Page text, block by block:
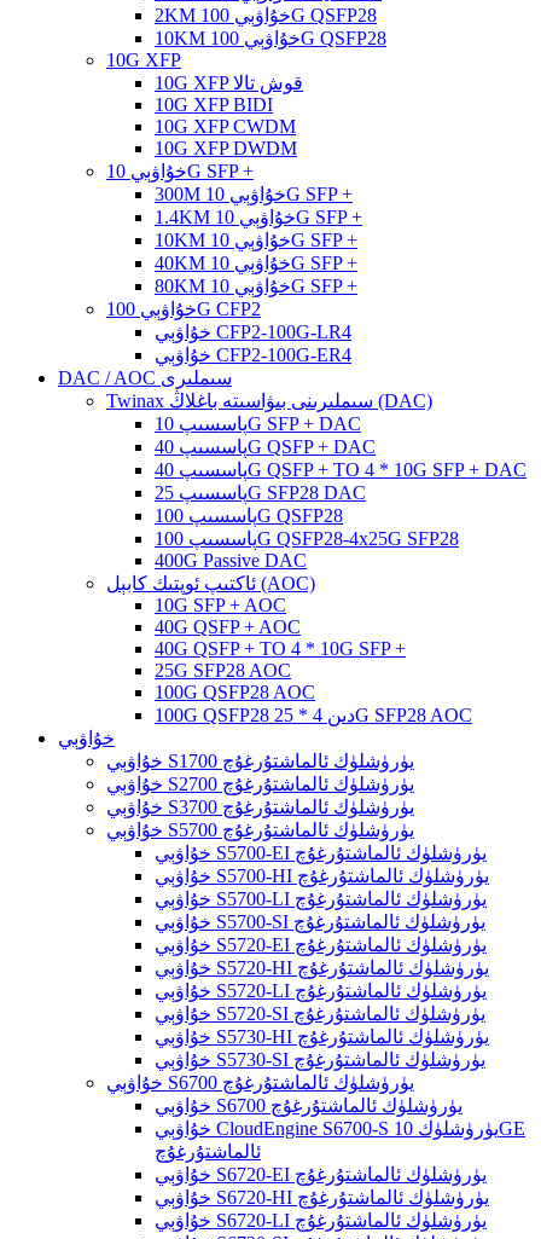
2KM خۇاۋېي 100G QSFP28
10KM خۇاۋېي 100G QSFP28
10G XFP
10G XFP قوش تالا
10G XFP BIDI
10G XFP CWDM
10G XFP DWDM
خۇاۋېي 10G SFP +
300M خۇاۋېي 10G SFP +
1.4KM خۇاۋېي 10G SFP +
10KM خۇاۋېي 10G SFP +
40KM خۇاۋېي 10G SFP +
80KM خۇاۋېي 10G SFP +
خۇاۋېي 100G CFP2
خۇاۋېي CFP2-100G-LR4
خۇاۋېي CFP2-100G-ER4
DAC / AOC سىملىرى
Twinax سىملىرىنى بىۋاسىتە باغلاڭ (DAC)
پاسسىپ 10G SFP + DAC
پاسسىپ 40G QSFP + DAC
پاسسىپ 40G QSFP + TO 4 * 10G SFP + DAC
پاسسىپ 25G SFP28 DAC
پاسسىپ 100G QSFP28
پاسسىپ 100G QSFP28-4x25G SFP28
400G Passive DAC
ئاكتىپ ئوپتىك كابېل (AOC)
10G SFP + AOC
40G QSFP + AOC
40G QSFP + TO 4 * 10G SFP +
25G SFP28 AOC
100G QSFP28 AOC
100G QSFP28 دىن 4 * 25G SFP28 AOC
خۇاۋېي
خۇاۋېي S1700 يۈرۈشلۈك ئالماشتۇرغۇچ
خۇاۋېي S2700 يۈرۈشلۈك ئالماشتۇرغۇچ
خۇاۋېي S3700 يۈرۈشلۈك ئالماشتۇرغۇچ
خۇاۋېي S5700 يۈرۈشلۈك ئالماشتۇرغۇچ
خۇاۋېي S5700-EI يۈرۈشلۈك ئالماشتۇرغۇچ
خۇاۋېي S5700-HI يۈرۈشلۈك ئالماشتۇرغۇچ
خۇاۋېي S5700-LI يۈرۈشلۈك ئالماشتۇرغۇچ
خۇاۋېي S5700-SI يۈرۈشلۈك ئالماشتۇرغۇچ
خۇاۋېي S5720-EI يۈرۈشلۈك ئالماشتۇرغۇچ
خۇاۋېي S5720-HI يۈرۈشلۈك ئالماشتۇرغۇچ
خۇاۋېي S5720-LI يۈرۈشلۈك ئالماشتۇرغۇچ
خۇاۋېي S5720-SI يۈرۈشلۈك ئالماشتۇرغۇچ
خۇاۋېي S5730-HI يۈرۈشلۈك ئالماشتۇرغۇچ
خۇاۋېي S5730-SI يۈرۈشلۈك ئالماشتۇرغۇچ
خۇاۋېي S6700 يۈرۈشلۈك ئالماشتۇرغۇچ
خۇاۋېي S6700 يۈرۈشلۈك ئالماشتۇرغۇچ
خۇاۋېي CloudEngine S6700-S يۈرۈشلۈك 10GE
ئالماشتۇرغۇچ
خۇاۋېي S6720-EI يۈرۈشلۈك ئالماشتۇرغۇچ
خۇاۋېي S6720-HI يۈرۈشلۈك ئالماشتۇرغۇچ
خۇاۋېي S6720-LI يۈرۈشلۈك ئالماشتۇرغۇچ